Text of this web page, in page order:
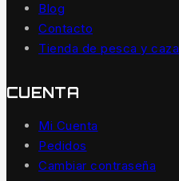
Blog
Contacto
Tienda de pesca y caza
CUENTA
Mi Cuenta
Pedidos
Cambiar contraseña